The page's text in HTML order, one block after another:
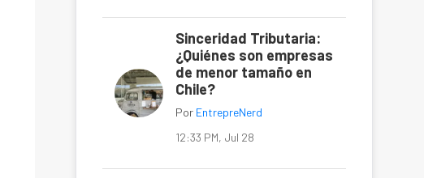
Sinceridad Tributaria:
¿Quiénes son empresas
de menor tamaño en
Chile?
Por EntrepreNerd
12:33 PM, Jul 28